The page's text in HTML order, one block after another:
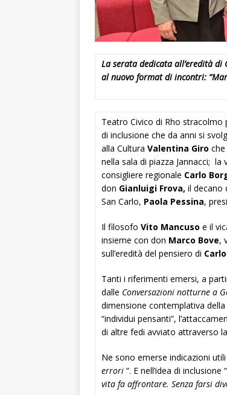
La serata dedicata all’eredità
al nuovo format di incontri:
Teatro Civico di Rho stracolmo
di inclusione che da anni si
alla Cultura Valentina Giro
nella sala di piazza Jannacci; la
consigliere regionale Carlo
don Gianluigi Frova, il decano
San Carlo, Paola Pessina,
Il filosofo Vito Mancuso e il
insieme con don Marco Bove,
sull’eredità del pensiero di
Tanti i riferimenti emersi, a
dalle Conversazioni notturne a
dimensione contemplativa
“individui pensanti”,
di altre fedi avviato attraverso
Ne sono emerse indicazioni
errori “. E nell’idea di inclusione “
vita fa affrontare. Senza farsi